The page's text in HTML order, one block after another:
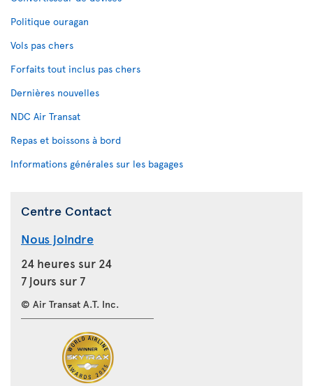
Politique ouragan
Vols pas chers
Forfaits tout inclus pas chers
Dernières nouvelles
NDC Air Transat
Repas et boissons à bord
Informations générales sur les bagages
Centre Contact
Nous joindre
24 heures sur 24
7 jours sur 7
© Air Transat A.T. Inc.